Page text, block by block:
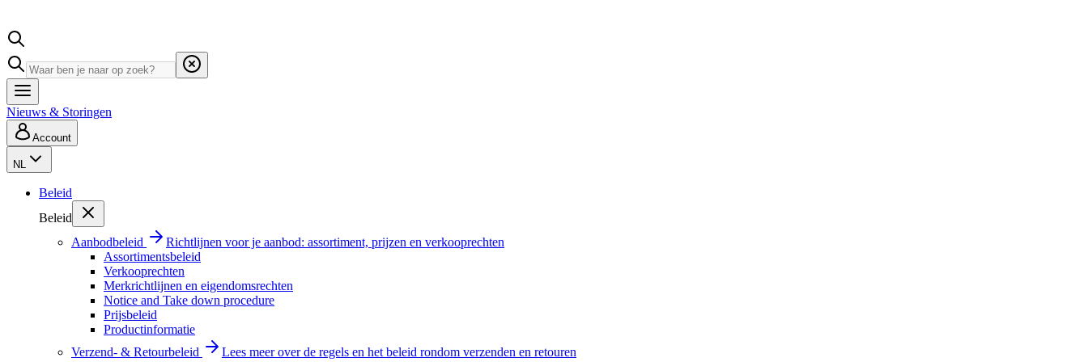
Nieuws & Storingen
Account
NL
Beleid
Beleid
Aanbodbeleid
Richtlijnen voor je aanbod: assortiment, prijzen en verkooprechten
Assortimentsbeleid
Verkooprechten
Merkrichtlijnen en eigendomsrechten
Notice and Take down procedure
Prijsbeleid
Productinformatie
Verzend- & Retourbeleid
Lees meer over de regels en het beleid rondom verzenden en retouren